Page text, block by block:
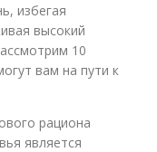
избегая
высокий
10
вам на пути к
рациона
является